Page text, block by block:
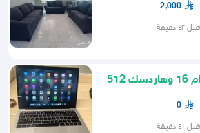
2,000
قبل ٤٢ دقيقة
0
قبل ٤١ دقيقة